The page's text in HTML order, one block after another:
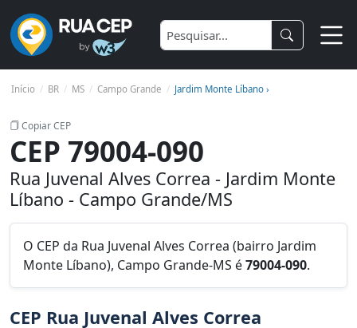
Início BR MS Campo Grande Jardim Monte Líbano ›
Copiar CEP
CEP 79004-090
Rua Juvenal Alves Correa - Jardim Monte
Líbano - Campo Grande/MS
O CEP da Rua Juvenal Alves Correa (bairro Jardim
Monte Líbano), Campo Grande-MS é79004-090.
CEP Rua Juvenal Alves Correa